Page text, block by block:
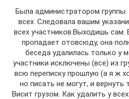
Была администратором группы.
всех. Следовала вашим
всех участников.Выходишь сам.
пропадает отовсюду, она
беседа удалилась только у
участники исключены (все) из
всю переписку прошлую (а я ж
но писать не могут, и вернуть
Висит грузом. Как удалить у